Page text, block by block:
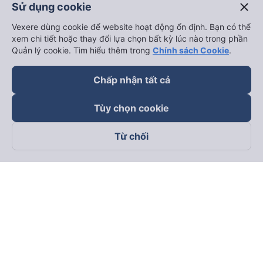
Theo dõi chúng tôi trên
Sử dụng cookie close
Vexere dùng cookie để website hoạt động ổn định. Bạn có thể
xem chi tiết hoặc thay đổi lựa chọn bất kỳ lúc nào trong phần
Quản lý cookie. Tìm hiểu thêm trong Chính sách Cookie.
Chấp nhận tất cả
Tùy chọn cookie
Từ chối